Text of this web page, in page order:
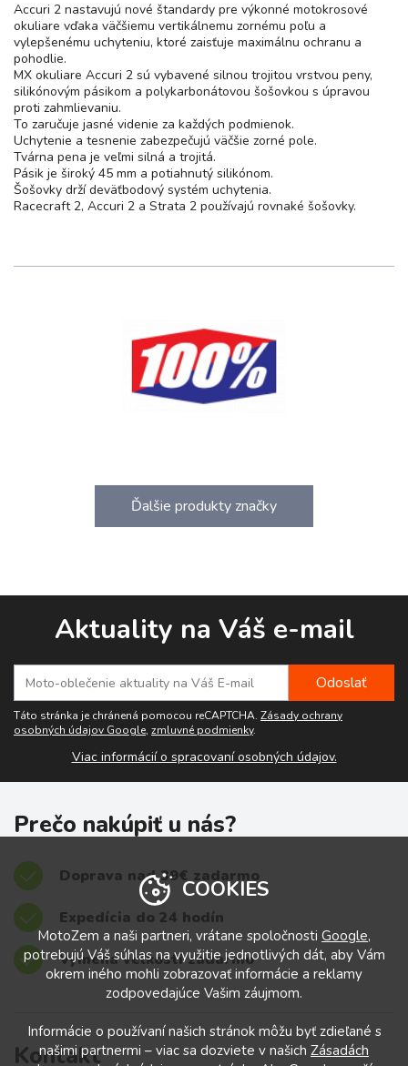
Accuri 2 nastavujú nové štandardy pre výkonné motokrosové
okuliare vďaka väčšiemu vertikálnemu zornému poľu a
vylepšenému uchyteniu, ktoré zaisťuje maximálnu ochranu a
pohodlie.
MX okuliare Accuri 2 sú vybavené silnou trojitou vrstvou peny,
silikónovým pásikom a polykarbonátovou šošovkou s úpravou
proti zahmlievaniu.
To zaručuje jasné videnie za každých podmienok.
Uchytenie a tesnenie zabezpečujú väčšie zorné pole.
Tvárna pena je veľmi silná a trojitá.
Pásik je široký 45 mm a potiahnutý silikónom.
Šošovky drží deväťbodový systém uchytenia.
Racecraft 2, Accuri 2 a Strata 2 používajú rovnaké šošovky.
Ďalšie produkty značky
Aktuality na Váš e-mail
Táto stránka je chránená pomocou reCAPTCHA. Zásady ochrany
osobných údajov Google, zmluvné podmienky.
Viac informácií o spracovaní osobných údajov.
Prečo nakúpiť u nás?
Doprava nad 39€ zadarmo
Expedícia do 24 hodín
Výmena veľkostí zadarmo
Kontakt
COOKIES
MotoZem a naši partneri, vrátane spoločnosti Google,
potrebujú Váš súhlas na využitie jednotlivých dát, aby Vám
okrem iného mohli zobrazovať informácie a reklamy
zodpovedajúce Vašim záujmom.
Informácie o používaní našich stránok môžu byť zdieľané s
našimi partnermi – viac sa dozviete v našich Zásadách